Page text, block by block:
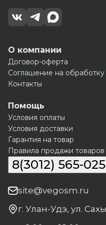
О компании
Договор-оферта
Соглашение на
Контакты
Помощь
Условия оплаты
Условия доставки
Гарантия на товар
Правила продажи
8(3012) 565-025
site@vegosm.ru
г. Улан-Удэ, ул.